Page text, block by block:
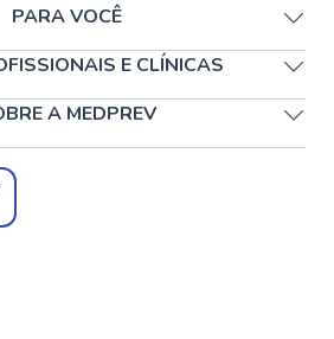
PARA VOCÊ
E CLÍNICAS
A MEDPREV